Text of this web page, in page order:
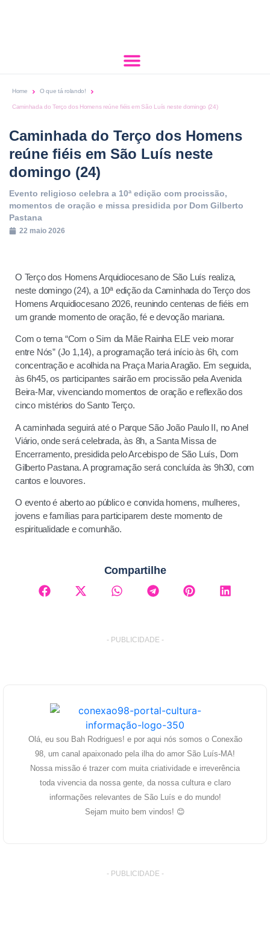
Home O que tá rolando!
Caminhada do Terço dos Homens reúne fiéis em São Luís neste domingo (24)
Caminhada do Terço dos Homens
reúne fiéis em São Luís neste
domingo (24)
Evento religioso celebra a 10ª edição com procissão,
momentos de oração e missa presidida por Dom Gilberto
Pastana
22 maio 2026
O Terço dos Homens Arquidiocesano de São Luís realiza,
neste domingo (24), a 10ª edição da Caminhada do Terço dos
Homens Arquidiocesano 2026, reunindo centenas de fiéis em
um grande momento de oração, fé e devoção mariana.
Com o tema “Com o Sim da Mãe Rainha ELE veio morar
entre Nós” (Jo 1,14), a programação terá início às 6h, com
concentração e acolhida na Praça Maria Aragão. Em seguida,
às 6h45, os participantes sairão em procissão pela Avenida
Beira-Mar, vivenciando momentos de oração e reflexão dos
cinco mistérios do Santo Terço.
A caminhada seguirá até o Parque São João Paulo II, no Anel
Viário, onde será celebrada, às 8h, a Santa Missa de
Encerramento, presidida pelo Arcebispo de São Luís, Dom
Gilberto Pastana. A programação será concluída às 9h30, com
cantos e louvores.
O evento é aberto ao público e convida homens, mulheres,
jovens e famílias para participarem deste momento de
espiritualidade e comunhão.
Compartilhe
- PUBLICIDADE -
Olá, eu sou Bah Rodrigues! e por aqui nós somos o Conexão
98, um canal apaixonado pela ilha do amor São Luís-MA!
Nossa missão é trazer com muita criatividade e irreverência
toda vivencia da nossa gente, da nossa cultura e claro
informações relevantes de São Luís e do mundo!
Sejam muito bem vindos! 😊
- PUBLICIDADE -